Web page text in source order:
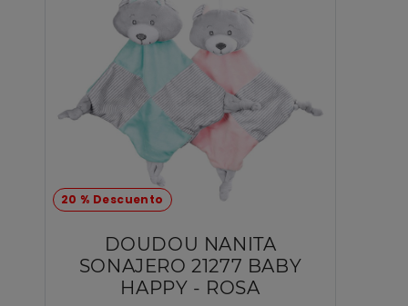
20 % Descuento
DOUDOU NANITA
SONAJERO 21277 BABY
HAPPY - ROSA